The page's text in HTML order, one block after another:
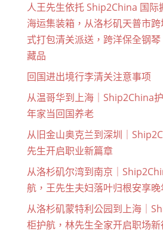
人王先生依托 Ship2China 国际
海运集装箱，从洛杉矶天普市
式打包清关派送，跨洋保全钢
藏品
回国进出境行李清关注意事项
从温哥华到上海｜Ship2China
年家当回国养老
从旧金山奥克兰到深圳｜
先生开启职业新篇章
从洛杉矶尔湾到南京｜
航，王先生夫妇落叶归根安享晚
从洛杉矶蒙特利公园到上海｜
柜护航，林先生全家开启职场新